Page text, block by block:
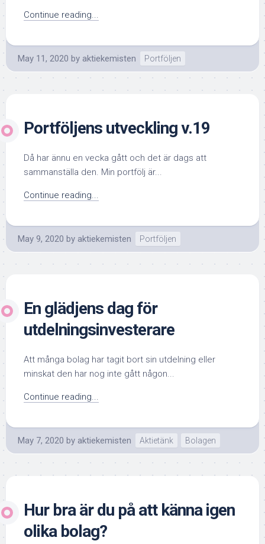
Continue reading...
May 11, 2020 by aktiekemisten Portföljen
Portföljens utveckling v.19
Då har ännu en vecka gått och det är dags att
sammanställa den. Min portfölj är...
Continue reading...
May 9, 2020 by aktiekemisten Portföljen
En glädjens dag för
utdelningsinvesterare
Att många bolag har tagit bort sin utdelning eller
minskat den har nog inte gått någon...
Continue reading...
May 7, 2020 by aktiekemisten Aktietänk Bolagen
Hur bra är du på att känna igen
olika bolag?